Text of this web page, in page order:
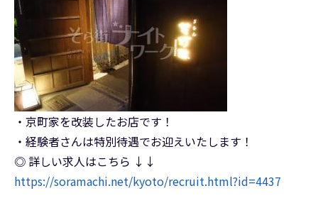
・京町家を改装したお店です！
・経験者さんは特別待遇でお迎えいたします！
◎ 詳しい求人はこちら ↓↓
https://soramachi.net/kyoto/recruit.html?id=4437